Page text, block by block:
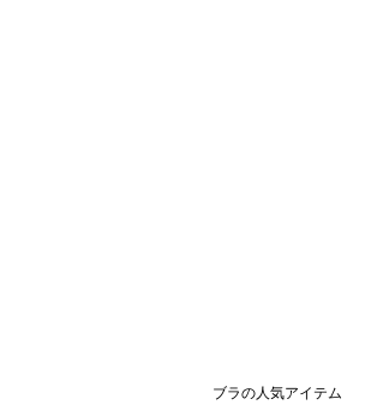
ブラの人気アイテム